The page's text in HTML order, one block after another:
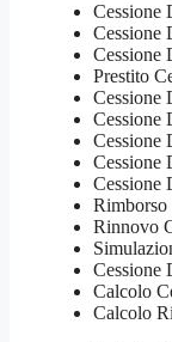
Cessione
Cessione
Cessione
Prestito
Cessione
Cessione
Cessione
Cessione
Cessione
Rimborso
Rinnovo
Cessione
Calcolo
Calcolo